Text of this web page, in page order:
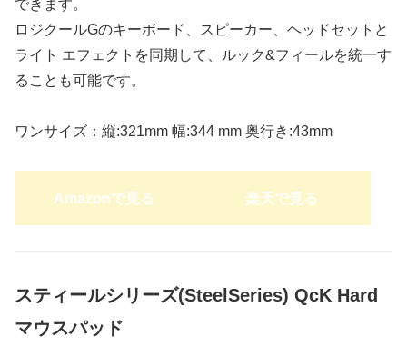
できます。
ロジクールGのキーボード、スピーカー、ヘッドセットと
ライト エフェクトを同期して、ルック&フィールを統一す
ることも可能です。
ワンサイズ：縦:321mm 幅:344 mm 奥行き:43mm
Amazonで見る 楽天で見る
スティールシリーズ(SteelSeries) QcK Hard
マウスパッド